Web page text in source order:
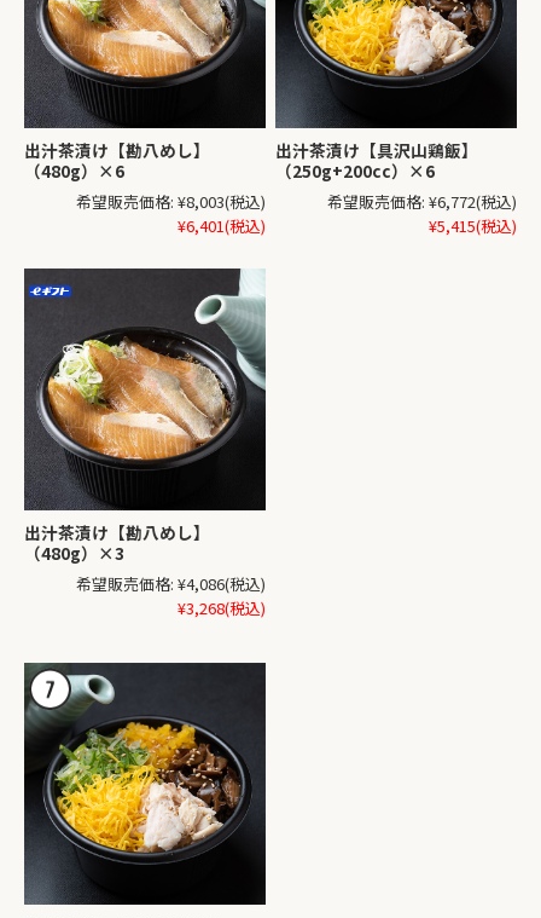
出汁茶漬け【勘八めし】
（480g）×6
希望販売価格: ¥8,003(税込)
¥6,401(税込)
出汁茶漬け【具沢山鶏飯】
（250g+200cc）×6
希望販売価格: ¥6,772(税込)
¥5,415(税込)
出汁茶漬け【勘八めし】
（480g）×3
希望販売価格: ¥4,086(税込)
¥3,268(税込)